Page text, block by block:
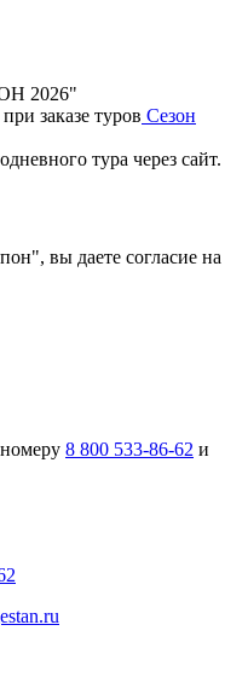
2026"
при заказе туров Сезон
тура через сайт.
вы даете согласие на
8 800 533-86-62 и